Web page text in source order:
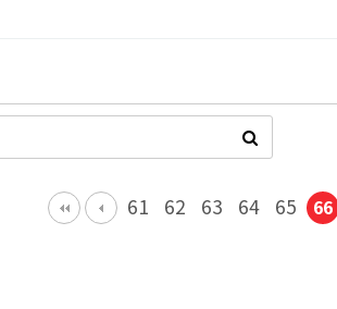
61 62 63 64 65 66